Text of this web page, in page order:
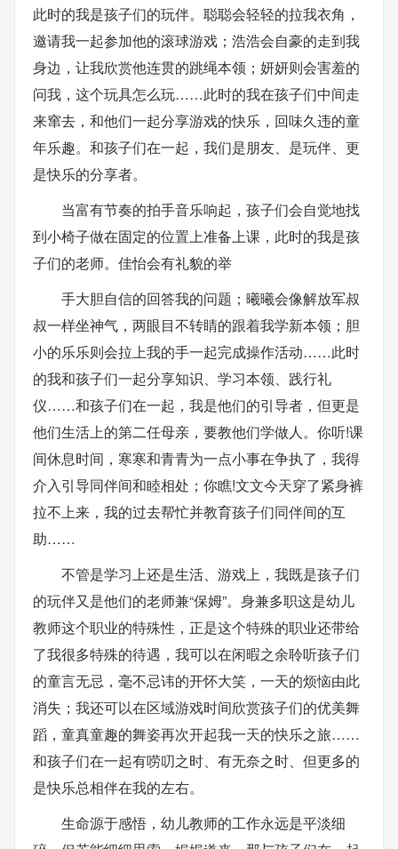
此时的我是孩子们的玩伴。聪聪会轻轻的拉我衣角，
邀请我一起参加他的滚球游戏；浩浩会自豪的走到我
身边，让我欣赏他连贯的跳绳本领；妍妍则会害羞的
问我，这个玩具怎么玩……此时的我在孩子们中间走
来窜去，和他们一起分享游戏的快乐，回味久违的童
年乐趣。和孩子们在一起，我们是朋友、是玩伴、更
是快乐的分享者。
当富有节奏的拍手音乐响起，孩子们会自觉地找
到小椅子做在固定的位置上准备上课，此时的我是孩
子们的老师。佳怡会有礼貌的举
手大胆自信的回答我的问题；曦曦会像解放军叔
叔一样坐神气，两眼目不转睛的跟着我学新本领；胆
小的乐乐则会拉上我的手一起完成操作活动……此时
的我和孩子们一起分享知识、学习本领、践行礼
仪……和孩子们在一起，我是他们的引导者，但更是
他们生活上的第二任母亲，要教他们学做人。你听!课
间休息时间，寒寒和青青为一点小事在争执了，我得
介入引导同伴间和睦相处；你瞧!文文今天穿了紧身裤
拉不上来，我的过去帮忙并教育孩子们同伴间的互
助……
不管是学习上还是生活、游戏上，我既是孩子们
的玩伴又是他们的老师兼“保姆”。身兼多职这是幼儿
教师这个职业的特殊性，正是这个特殊的职业还带给
了我很多特殊的待遇，我可以在闲暇之余聆听孩子们
的童言无忌，毫不忌讳的开怀大笑，一天的烦恼由此
消失；我还可以在区域游戏时间欣赏孩子们的优美舞
蹈，童真童趣的舞姿再次开起我一天的快乐之旅……
和孩子们在一起有唠叨之时、有无奈之时、但更多的
是快乐总相伴在我的左右。
生命源于感悟，幼儿教师的工作永远是平淡细